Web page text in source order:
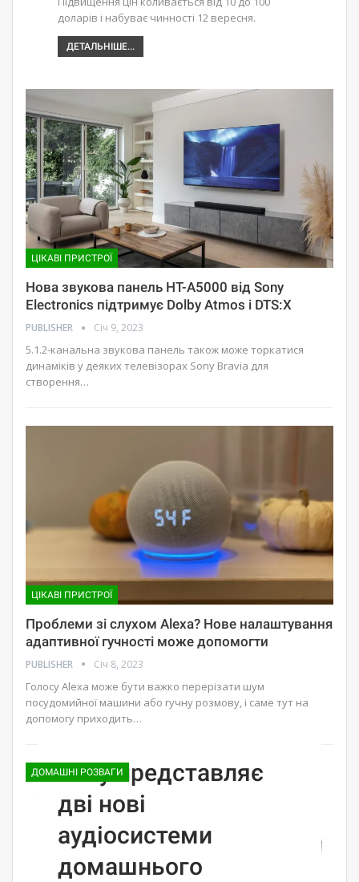
доларів і набуває чинності 12 вересня.
ДЕТАЛЬНІШЕ...
ЦІКАВІ ПРИСТРОЇ
Нова звукова панель HT-A5000 від Sony
Electronics підтримує Dolby Atmos і DTS:X
PUBLISHER Січ 9, 2023
5.1.2-канальна звукова панель також може торкатися
динаміків у деяких телевізорах Sony Bravia для
створення…
ЦІКАВІ ПРИСТРОЇ
Проблеми зі слухом Alexa? Нове налаштування
адаптивної гучності може допомогти
PUBLISHER Січ 8, 2023
Голосу Alexa може бути важко перерізати шум
посудомийної машини або гучну розмову, і саме тут на
допомогу приходить…
ДОМАШНІ РОЗВАГИ
Sony представляє
дві нові
аудіосистеми
домашнього